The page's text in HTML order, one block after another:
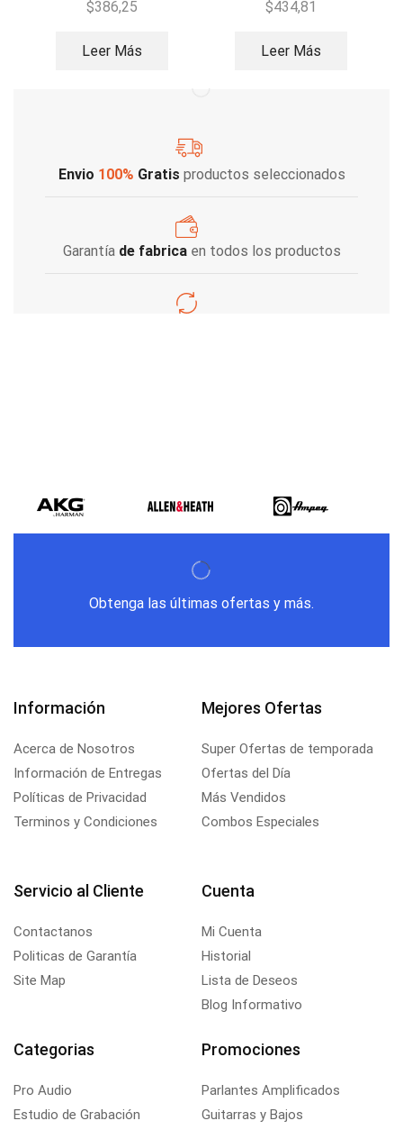
$386,25
Leer Más
$434,81
Leer Más
Envio 100% Gratis productos seleccionados
Garantía de fabricaen todos los productos
Obtenga las últimas ofertas y más.
Información
Acerca de Nosotros
Información de Entregas
Políticas de Privacidad
Terminos y Condiciones
Mejores Ofertas
Super Ofertas de temporada
Ofertas del Día
Más Vendidos
Combos Especiales
Servicio al Cliente
Contactanos
Politicas de Garantía
Site Map
Cuenta
Mi Cuenta
Historial
Lista de Deseos
Blog Informativo
Categorias
Pro Audio
Estudio de Grabación
Promociones
Parlantes Amplificados
Guitarras y Bajos